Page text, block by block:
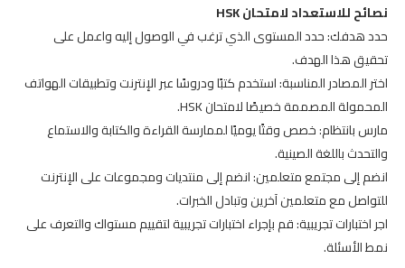
نصائح للاستعداد لامتحان HSK
حدد هدفك: حدد المستوى الذي ترغب في الوصول إليه واعمل على
تحقيق هذا الهدف.
اختر المصادر المناسبة: استخدم كتبًا ودروسًا عبر الإنترنت وتطبيقات الهواتف
المحمولة المصممة خصيصًا لامتحان HSK.
مارس بانتظام: خصص وقتًا يوميًا لممارسة القراءة والكتابة والاستماع
والتحدث باللغة الصينية.
انضم إلى مجتمع متعلمين: انضم إلى منتديات ومجموعات على الإنترنت
للتواصل مع متعلمين آخرين وتبادل الخبرات.
اجر اختبارات تجريبية: قم بإجراء اختبارات تجريبية لتقييم مستواك والتعرف على
نمط الأسئلة.